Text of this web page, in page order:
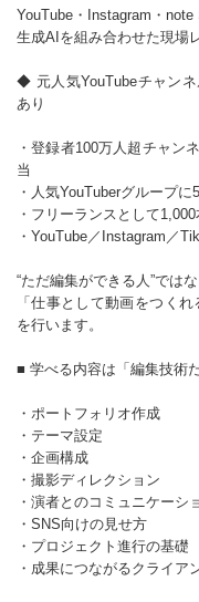
YouTube・Instagram・note
生成AIを組み合わせた現場
◆ 元人気YouTubeチャン
あり
・登録者100万人超チャン
当
・人気YouTuberグループ
・フリーランスとして
・YouTube／Instagram／
“ただ編集ができる人”ではな
「仕事として動画をつく
を行います。
■ 学べる内容は「編集技術
・ポートフォリオ作成
・テーマ設定
・企画構成
・撮影ディレクション
・演者とのコミュニケーシ
・SNS向けの見せ方
・プロジェクト進行の基礎
・成果につながるクライア